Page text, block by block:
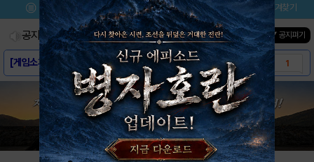
메뉴 이벤트/미션 설치/평가 즐겨찾기
공지사항 진행중인 이벤트0건 ▼ 공지펴기
[게임소개] - 디스토피아 1
[이벤트] 쿠폰 퀴즈 #7
[이벤트] 쿠폰 퀴즈 #6
[이벤트] 쿠폰 퀴즈 #5
[이벤트] 쿠폰 퀴즈 #4